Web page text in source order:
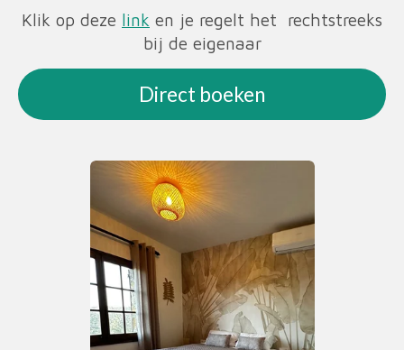
Klik op deze link en je regelt het rechtstreeks
bij de eigenaar
Direct boeken